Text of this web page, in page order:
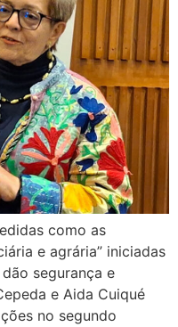
como as
e agrária” iniciadas
segurança e
e Aida Cuiqué
no segundo